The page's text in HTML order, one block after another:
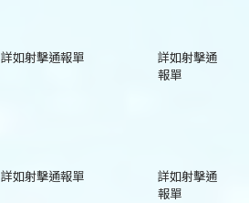
詳如射擊通報單
詳如射擊通
報單
詳如射擊通報單
詳如射擊通
報單